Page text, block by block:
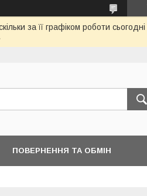
за її графіком роботи
ПОВЕРНЕННЯ ТА ОБМІН